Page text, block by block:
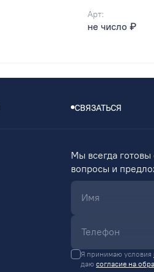
Арт:
не число ₽
СВЯЗАТЬСЯ
Мы всегда готовы
вопросы и
Я принимаю условия
даю согласие на